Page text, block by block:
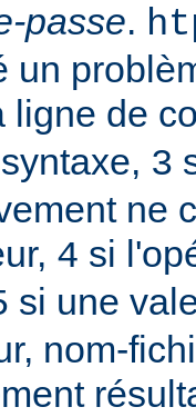
passe.
un
ligne de
3
ne
4 si
si une
nom-